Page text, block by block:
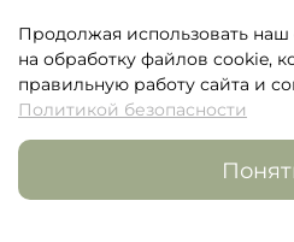
Покупателям
Документация
Продолжая использовать наш
на обработку файлов cookie,
правильную работу сайта и
Политикой безопасности